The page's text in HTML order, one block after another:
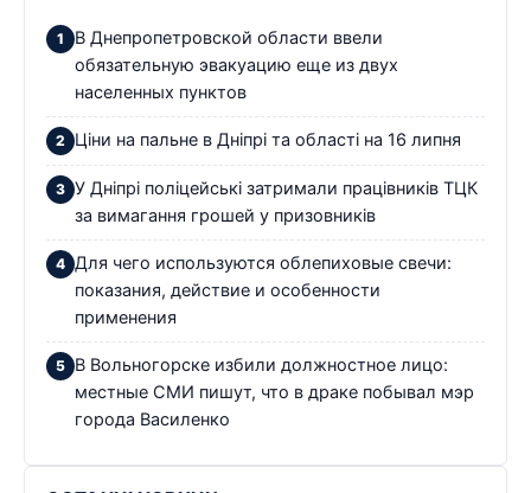
В Днепропетровской области ввели
обязательную эвакуацию еще из двух
населенных пунктов
Ціни на пальне в Дніпрі та області на 16 липня
У Дніпрі поліцейські затримали працівників ТЦК
за вимагання грошей у призовників
Для чего используются облепиховые свечи:
показания, действие и особенности
применения
В Вольногорске избили должностное лицо:
местные СМИ пишут, что в драке побывал мэр
города Василенко